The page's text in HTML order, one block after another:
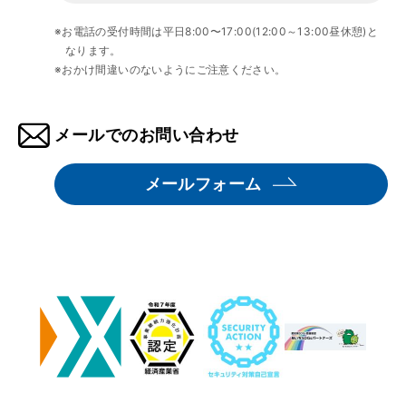
※お電話の受付時間は平日8:00〜17:00(12:00～13:00昼休憩)と
なります。
※おかけ間違いのないようにご注意ください。
メールでのお問い合わせ
メールフォーム